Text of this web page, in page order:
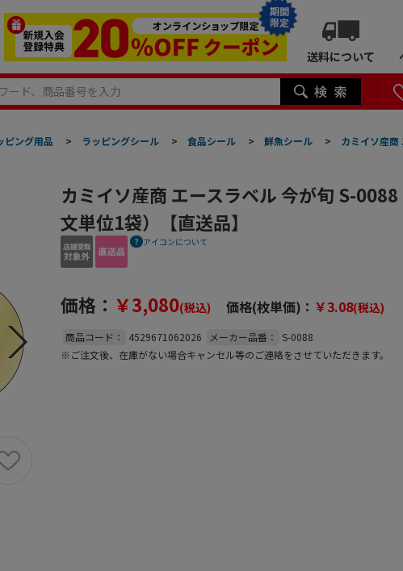
期間
限定
送料について
ピング用品 > ラッピングシール > 食品シール > 鮮魚シール > カミイソ産
カミイソ産商 エースラベル 今が旬 S-
文単位1袋）【直送品】
アイコンについて
価格： ￥3,080(税込) 価格(枚単価)： ￥3.08(税込)
商品コード： 4529671062026 メーカー品番：
S-0088
※ご注文後、在庫がない場合キャンセル等のご連絡をさせていただきます。